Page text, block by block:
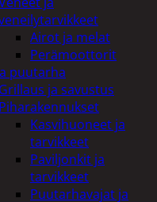
Airot ja melat
Perämoottorit
puutarha
Grillaus ja savustus
Piharakennukset
Kasvihuoneet ja
tarvikkeet
Paviljonkit ja
tarvikkeet
Puutarhavajat ja